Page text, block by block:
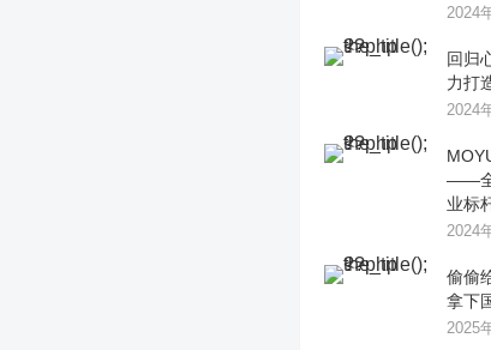
2024
回归
力打
2024
——全
业标
2024
偷偷
拿下
2025